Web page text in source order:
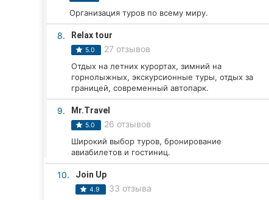
Запорожье
Николаев
Организация туров по всему миру.
8. Relax tour
5.0 27 отзывов
Отдых на летних курортах, зимний на
горнолыжных, экскурсионные туры, отдых за
границей, современный автопарк.
9. Mr.Travel
5.0 26 отзывов
Широкий выбор туров, бронирование
авиабилетов и гостиниц.
10. Join Up
4.9 33 отзыва